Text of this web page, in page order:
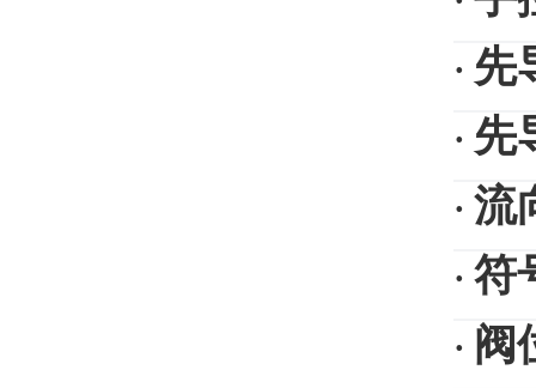
· 先
· 先
· 流
· 符
· 阀